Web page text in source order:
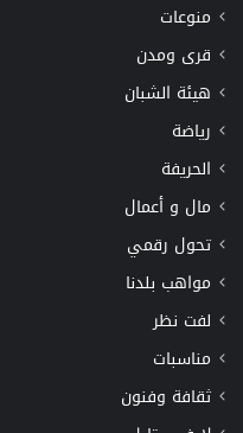
منوعات
قرى ومدن
هيئة الشبان
رياضة
الحريفة
مال و أعمال
تحول رقمي
مواهب بلدنا
لفت نظر
مناسبات
ثقافة وفنون